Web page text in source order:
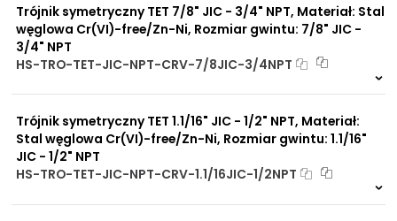
Trójnik symetryczny TET 7/8" JIC - 3/4" NPT, Materiał: Stal
węglowa Cr(VI)-free/Zn-Ni, Rozmiar gwintu: 7/8" JIC -
3/4" NPT
HS-TRO-TET-JIC-NPT-CRV-7/8JIC-3/4NPT
Trójnik symetryczny TET 1.1/16" JIC - 1/2" NPT, Materiał:
Stal węglowa Cr(VI)-free/Zn-Ni, Rozmiar gwintu: 1.1/16"
JIC - 1/2" NPT
HS-TRO-TET-JIC-NPT-CRV-1.1/16JIC-1/2NPT